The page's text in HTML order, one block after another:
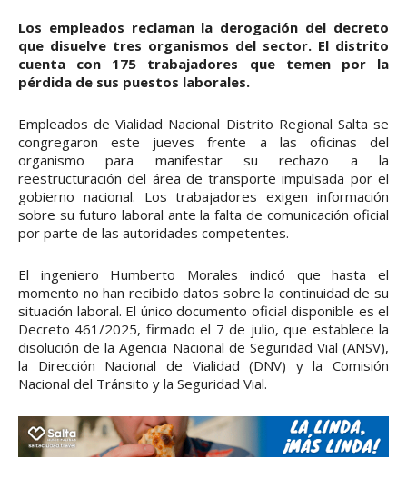
Los empleados reclaman la derogación del decreto
que disuelve tres organismos del sector. El distrito
cuenta con 175 trabajadores que temen por la
pérdida de sus puestos laborales.
Empleados de Vialidad Nacional Distrito Regional Salta se
congregaron este jueves frente a las oficinas del
organismo para manifestar su rechazo a la
reestructuración del área de transporte impulsada por el
gobierno nacional. Los trabajadores exigen información
sobre su futuro laboral ante la falta de comunicación oficial
por parte de las autoridades competentes.
El ingeniero Humberto Morales indicó que hasta el
momento no han recibido datos sobre la continuidad de su
situación laboral. El único documento oficial disponible es el
Decreto 461/2025, firmado el 7 de julio, que establece la
disolución de la Agencia Nacional de Seguridad Vial (ANSV),
la Dirección Nacional de Vialidad (DNV) y la Comisión
Nacional del Tránsito y la Seguridad Vial.